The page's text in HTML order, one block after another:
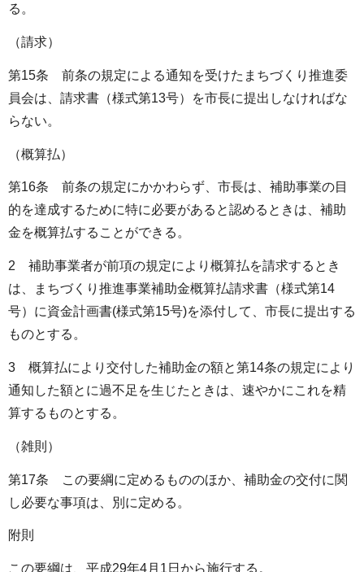
る。
（請求）
第15条 前条の規定による通知を受けたまちづくり推進委
員会は、請求書（様式第13号）を市長に提出しなければな
らない。
（概算払）
第16条 前条の規定にかかわらず、市長は、補助事業の目
的を達成するために特に必要があると認めるときは、補助
金を概算払することができる。
2 補助事業者が前項の規定により概算払を請求するとき
は、まちづくり推進事業補助金概算払請求書（様式第14
号）に資金計画書(様式第15号)を添付して、市長に提出する
ものとする。
3 概算払により交付した補助金の額と第14条の規定により
通知した額とに過不足を生じたときは、速やかにこれを精
算するものとする。
（雑則）
第17条 この要綱に定めるもののほか、補助金の交付に関
し必要な事項は、別に定める。
附則
この要綱は、平成29年4月1日から施行する。